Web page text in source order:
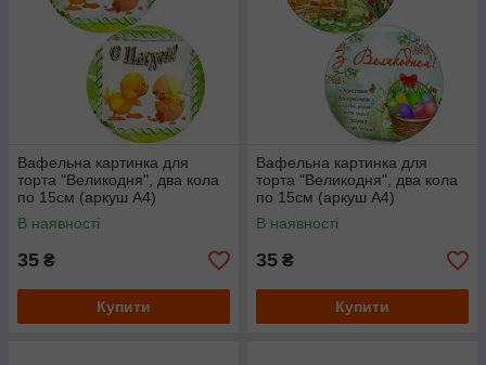
Вафельна картинка для
торта "Великодня", два кола
по 15см (аркуш А4)
В наявності
35 ₴
Купити
Вафельна картинка для
торта "Великодня", два кола
по 15см (аркуш А4)
В наявності
35 ₴
Купити